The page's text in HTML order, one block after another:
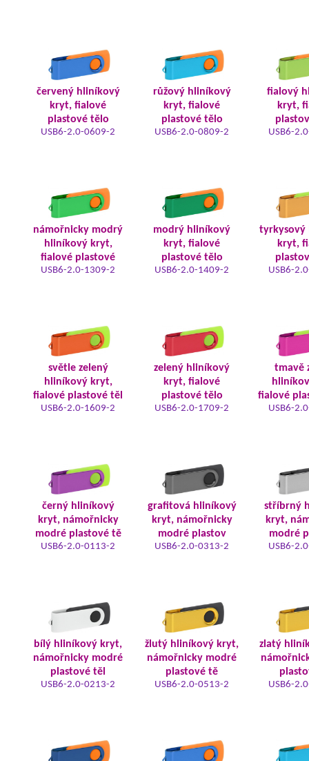
červený hliníkový
kryt, fialové
plastové tělo
USB6-2.0-0609-2
růžový hliníkový
kryt, fialové
plastové tělo
USB6-2.0-0809-2
fialový
kryt,
USB6-
námořnicky modrý
hliníkový kryt,
fialové plastové
USB6-2.0-1309-2
modrý hliníkový
kryt, fialové
plastové tělo
USB6-2.0-1409-2
tyrkysový
kryt,
USB6-
světle zelený
hliníkový kryt,
fialové plastové těl
USB6-2.0-1609-2
zelený hliníkový
kryt, fialové
plastové tělo
USB6-2.0-1709-2
tmavě
fialové
USB6-
černý hliníkový
kryt, námořnicky
modré plastové tě
USB6-2.0-0113-2
grafitová hliníkový
kryt, námořnicky
modré plastov
USB6-2.0-0313-2
stříbrný
kryt,
modré
USB6-
bílý hliníkový kryt,
námořnicky modré
plastové těl
USB6-2.0-0213-2
žlutý hliníkový kryt,
námořnicky modré
plastové tě
USB6-2.0-0513-2
zlatý
USB6-